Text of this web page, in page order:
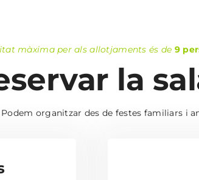
màxima per als allotjaments és de 9
la
organitzar des de festes familiars i